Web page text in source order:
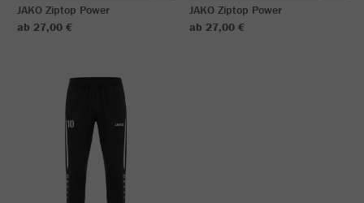
JAKO Ziptop Power
ab 27,00 €
JAKO Ziptop Power
ab 27,00 €